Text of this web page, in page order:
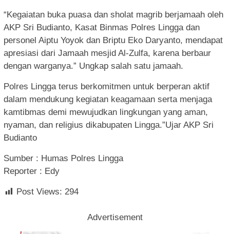
“Kegaiatan buka puasa dan sholat magrib berjamaah oleh
AKP Sri Budianto, Kasat Binmas Polres Lingga dan
personel Aiptu Yoyok dan Briptu Eko Daryanto, mendapat
apresiasi dari Jamaah mesjid Al-Zulfa, karena berbaur
dengan warganya.” Ungkap salah satu jamaah.
Polres Lingga terus berkomitmen untuk berperan aktif
dalam mendukung kegiatan keagamaan serta menjaga
kamtibmas demi mewujudkan lingkungan yang aman,
nyaman, dan religius dikabupaten Lingga.”Ujar AKP Sri
Budianto
Sumber : Humas Polres Lingga
Reporter : Edy
Post Views: 294
Advertisement